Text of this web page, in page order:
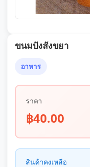
ขนมปังสังขยา
อาหาร
ราคา
฿40.00
สินค้าคงเหลือ